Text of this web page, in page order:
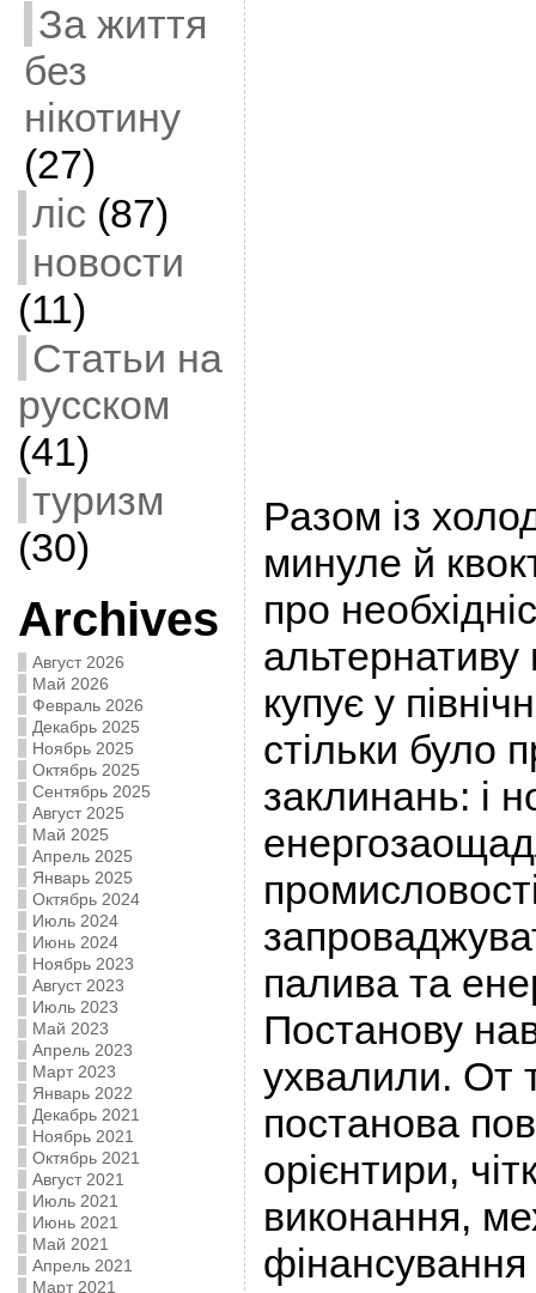
За життя
без
нікотину
(27)
ліс (87)
новости
(11)
Статьи на
русском
(41)
туризм
(30)
Archives
Август 2026
Май 2026
Февраль 2026
Декабрь 2025
Ноябрь 2025
Октябрь 2025
Сентябрь 2025
Август 2025
Май 2025
Апрель 2025
Январь 2025
Октябрь 2024
Июль 2024
Июнь 2024
Ноябрь 2023
Август 2023
Июль 2023
Май 2023
Апрель 2023
Март 2023
Январь 2022
Декабрь 2021
Ноябрь 2021
Октябрь 2021
Август 2021
Июль 2021
Июнь 2021
Май 2021
Апрель 2021
Март 2021
Разом із
минуле й
про
альтернативу
купує у
стільки було
заклинань: і
палива та
Постанову
ухвалили. От
постанова
орієнтири,
виконання,